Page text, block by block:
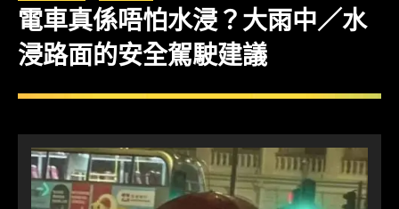
電車真係唔怕水浸？大雨中／水
浸路面的安全駕駛建議